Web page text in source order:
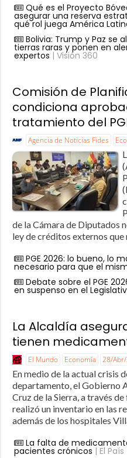
Qué es el Proyecto
asegurar una reserva
qué rol juega América
Bolivia: Trump y Paz se
tierras raras y ponen en
expertos | Visión 360
Comisión de
condiciona
tratamiento del
Agencia de Noticias Fides
de la Cámara de Diputados
ley de créditos externos que
PGE 2026: lo bueno, lo
necesario para que el
Debate sobre el PGE
en suspenso en el
La Alcaldía
tienen
El Mundo Economía 28/
En medio de la actual crisis
departamento, el Gobierno
Cruz de la Sierra, a través
realizó un inventario en las
además de los hospitales
La falta de
pacientes crónicos | El País